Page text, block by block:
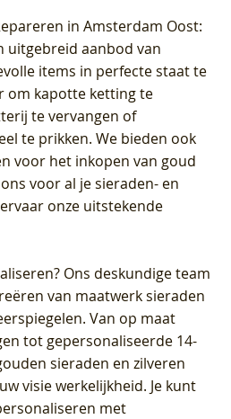
in Amsterdam Oost:
uitgebreid aanbod van
items in perfecte staat te
om kapotte ketting te
te vervangen of
te prikken. We bieden ook
voor het inkopen van goud
voor al je sieraden- en
onze uitstekende
? Ons deskundige team
van maatwerk sieraden
Van op maat
tot gepersonaliseerde 14-
sieraden en zilveren
visie werkelijkheid. Je kunt
met